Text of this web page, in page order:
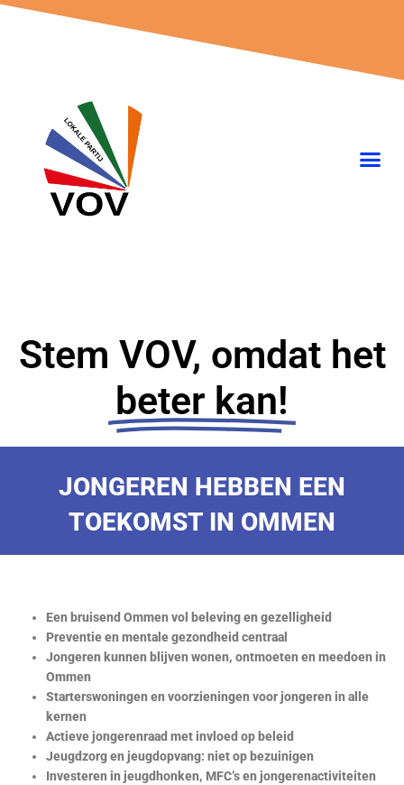
Ga
Stem VOV, omdat het
beter kan!
JONGEREN HEBBEN EEN
TOEKOMST IN OMMEN
Een bruisend Ommen vol beleving en gezelligheid
Preventie en mentale gezondheid centraal
Jongeren kunnen blijven wonen, ontmoeten en meedoen in
Ommen
Starterswoningen en voorzieningen voor jongeren in alle
kernen
Actieve jongerenraad met invloed op beleid
Jeugdzorg en jeugdopvang: niet op bezuinigen
Investeren in jeugdhonken, MFC’s en jongerenactiviteiten